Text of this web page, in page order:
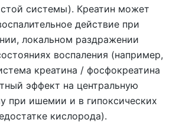
системы). Креатин может
действие при
локальном раздражении
воспаления (например,
креатина / фосфокреатина
эффект на центральную
при ишемии и в гипоксических
кислорода).